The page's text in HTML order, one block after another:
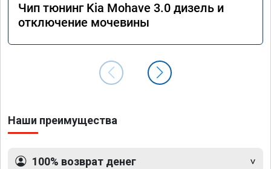
Чип тюнинг Kia Mohave 3.0 дизель и
отключение мочевины
Наши преимущества
100% возврат денег